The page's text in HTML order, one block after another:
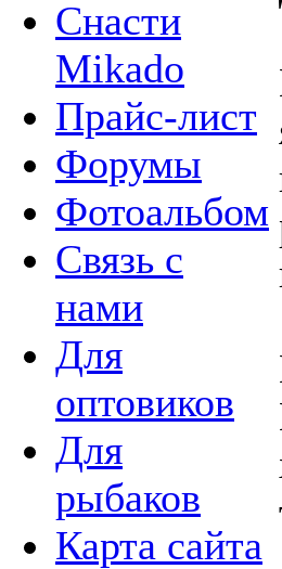
Снасти
Mikado
Прайс-лист
Форумы
Фотоальбом
Связь с
нами
Для
оптовиков
Для
рыбаков
Карта сайта